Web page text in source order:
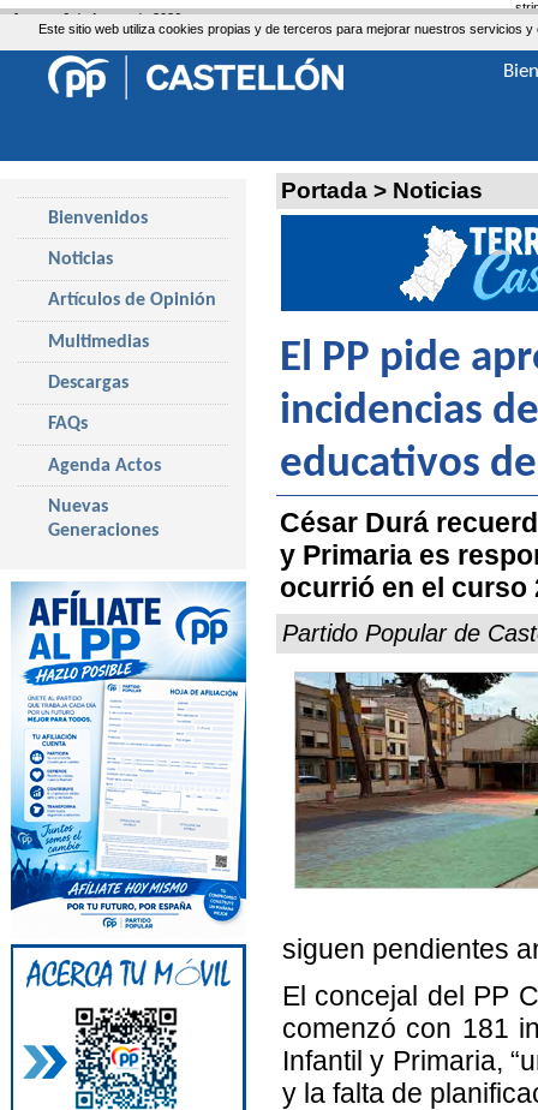
Este sitio web utiliza cookies propias y de terceros para mejorar nuestros servicios
Portada > Noticias
El PP pide
incidencias
educativos
César Durá
y Primaria es
ocurrió en el curso
Partido Popular de
siguen pendientes
El concejal del PP
comenzó con 181
Infantil y Primaria,
y la falta de
Bienvenidos
Noticias
Artículos de Opinión
Multimedias
Descargas
FAQs
Agenda Actos
Nuevas
Generaciones
Jueves, 6 de Agosto de 2026